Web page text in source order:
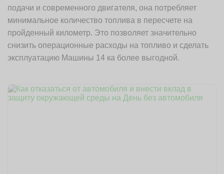
подачи и современного двигателя, она потребляет
минимальное количество топлива в пересчете на
пройденный километр. Это позволяет значительно
снизить операционные расходы на топливо и сделать
эксплуатацию Машины 14 ка более выгодной.